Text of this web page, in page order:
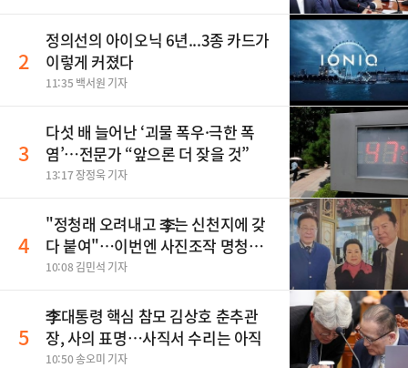
2
정의선의 아이오닉 6년...3종 카드가
이렇게 커졌다
11:35 백서원 기자
3
다섯 배 늘어난 ‘괴물 폭우·극한 폭
염’…전문가 “앞으론 더 잦을 것”
13:17 장정욱 기자
4
"정청래 오려내고 李는 신천지에 갖
다 붙여"…이번엔 사진조작 명청대
전
10:08 김민석 기자
5
李대통령 핵심 참모 김상호 춘추관
장, 사의 표명…사직서 수리는 아직
10:50 송오미 기자